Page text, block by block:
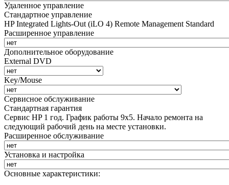
Удаленное управление
Стандартное управление
HP Integrated Lights-Out (iLO 4) Remote Management Standard
Расширенное управление
Дополнительное оборудование
External DVD
Key/Mouse
Сервисное обслуживание
Стандартная гарантия
Сервис HP 1 год. График работы 9х5. Начало ремонта на
следующий рабочий день на месте установки.
Расширенное обслуживание
Установка и настройка
Основные характеристики: